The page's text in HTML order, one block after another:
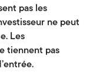
pas les
ne peut
Les
tiennent pas